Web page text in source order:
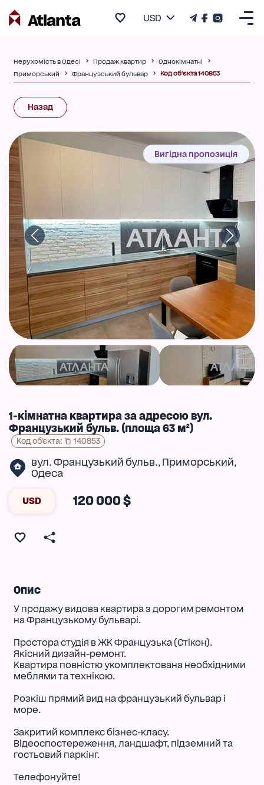
USD
Нерухомість в Одесі Продаж квартир
Однокімнатні
Приморський
Французський бульвар Код об'єкта 140853
Назад
Вигідна пропозиція
1-кімнатна квартира за адресою вул.
Французький бульв. (площа 63 м²)
Код об'єкта: 140853
вул. Французький бульв., Приморський,
Одеса
USD 120 000 $
Опис
У продажу видова квартира з дорогим ремонтом
на Французькому бульварі.
Простора студія в ЖК Французька (Стікон).
Якісний дизайн-ремонт.
Квартира повністю укомплектована необхідними
меблями та технікою.
Розкіш прямий вид на французький бульвар і
море.
Закритий комплекс бізнес-класу.
Відеоспостереження, ландшафт, підземний та
гостьовий паркінг.
Телефонуйте!